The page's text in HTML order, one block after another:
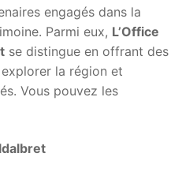
engagés dans la
Parmi eux, L’Office
se distingue en offrant des
la région et
Vous pouvez les